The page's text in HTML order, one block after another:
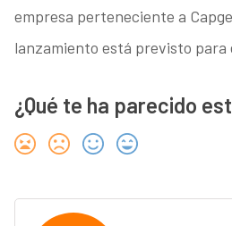
empresa perteneciente a
lanzamiento está previsto
¿Qué te ha parecido